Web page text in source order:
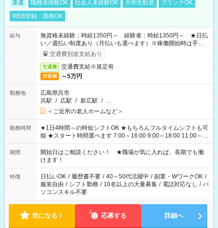
派遣 職種未経験OK 社会人未経験OK 大学生歓迎
ブランクOK
WEB登録・面接OK
給与
無資格未経験：時給1350円～ 経験者：時給1350円～ ★日払
い／週払い制度あり（月払いも選べます）※稼働開始時は手続き
完了次第のお支払いとなります。
交通費別途支給あり
交通費 交通費支給※規定有
月収例 ～5万円
勤務地
広島県呉市
呉駅 / 広駅 / 新広駅 / …
＜ご近所の老人ホームなど＞
勤務時間
★1日4時間～の時短シフトOK ★もちろんフルタイムシフトも可
能 ★スタート時間選べます 7:00～16:00 9:00～18:00 11:00～
20:00 など 残業なし！ ※Wワークの場合、他のお仕事と合わせ
週40時間超の就業はご案内できません ※法令に基づき、週20時
間以上勤務は社会保険への加入対象となります ※労働者派遣法
（日雇い派遣の原則禁止）により、短時間・短期間の就業はご
案内が難しい場合があります
期間
開始日はご相談ください！ ★職場が気に入れば、長期でも働
けます！
特徴 日払いOK / 履歴書不要 / 40～50代活躍中 / 副業・WワークOK /
服装自由 / シフト勤務 / 10名以上の大量募集 / 電話対応なし / パ
ソコンスキル不要
気になる！ 応募する 詳細へ